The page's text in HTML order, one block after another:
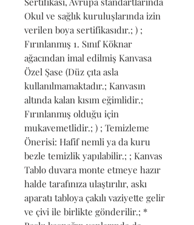
Okul ve sağlık kuruluşlarında izin
verilen boya sertifikasıdır.; ) ;
Fırınlanmış 1. Sınıf Köknar
ağacından imal edilmiş Kanvasa
Özel Şase (Düz çıta asla
kullanılmamaktadır.; Kanvasın
altında kalan kısım eğimlidir.;
Fırınlanmış olduğu için
mukavemetlidir.; ) ; Temizleme
Önerisi: Hafif nemli ya da kuru
bezle temizlik yapılabilir.; ; Kanvas
Tablo duvara monte etmeye hazır
halde tarafınıza ulaştırılır, askı
aparatı tabloya çakılı vaziyette gelir
ve çivi ile birlikte gönderilir.; *